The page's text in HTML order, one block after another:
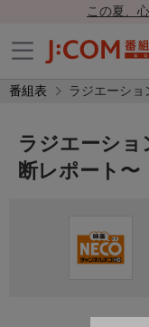
この夏、
番組表 ラジエーシ
ラジエーシ
断レポート〜